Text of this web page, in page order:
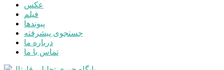
عکس
فیلم
پیوندها
جستجوی پیشرفته
درباره ما
تماس با ما